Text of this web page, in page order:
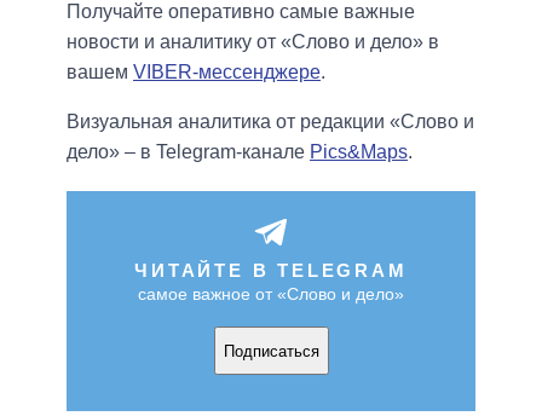
Получайте оперативно самые важные
новости и аналитику от «Слово и дело» в
вашем VIBER-мессенджере.
Визуальная аналитика от редакции «Слово и
дело» – в Telegram-канале Pics&Maps.
ЧИТАЙТЕ В TELEGRAM
самое важное от «Слово и дело»
Подписаться